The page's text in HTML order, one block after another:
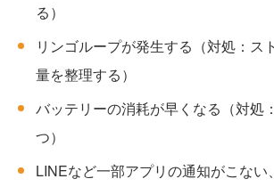
る）
リンゴループが発生する（対処：ス
量を整理する）
バッテリーの消耗が早くなる（対処
つ）
LINEなど一部アプリの通知がこない